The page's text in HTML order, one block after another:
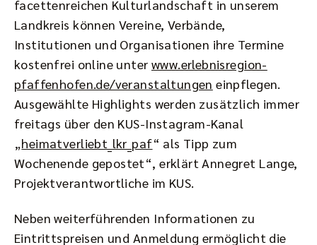
facettenreichen Kulturlandschaft in unserem
Landkreis können Vereine, Verbände,
Institutionen und Organisationen ihre Termine
kostenfrei online unter www.erlebnisregion-
pfaffenhofen.de/veranstaltungen einpflegen.
Ausgewählte Highlights werden zusätzlich immer
freitags über den KUS-Instagram-Kanal
„ heimatverliebt_lkr_paf“ als Tipp zum
Wochenende gepostet“, erklärt Annegret Lange,
Projektverantwortliche im KUS.
Neben weiterführenden Informationen zu
Eintrittspreisen und Anmeldung ermöglicht die